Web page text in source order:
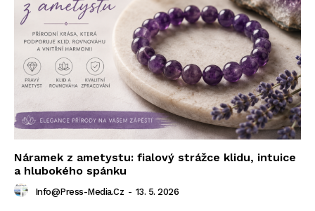
Náramek z ametystu: fialový strážce klidu, intuice
a hlubokého spánku
Info@press-Media.cz - 13. 5. 2026